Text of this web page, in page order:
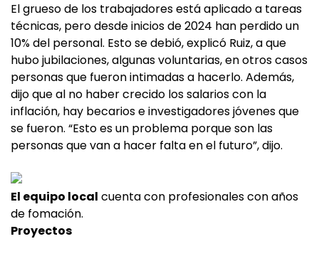
El grueso de los trabajadores está aplicado a tareas
técnicas, pero desde inicios de 2024 han perdido un
10% del personal. Esto se debió, explicó Ruiz, a que
hubo jubilaciones, algunas voluntarias, en otros casos
personas que fueron intimadas a hacerlo. Además,
dijo que al no haber crecido los salarios con la
inflación, hay becarios e investigadores jóvenes que
se fueron. “Esto es un problema porque son las
personas que van a hacer falta en el futuro”, dijo.
El equipo local cuenta con profesionales con años
de fomación.
Proyectos